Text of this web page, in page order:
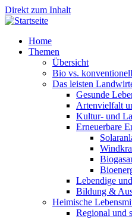
Direkt zum Inhalt
Home
Themen
Übersicht
Bio vs. konventionell
Das leisten
Gesunde
Artenvielfalt
Kultur- und
Erneuerbare
Lebendige
Bildung &
Heimische
Regional und